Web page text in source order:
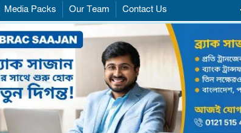
Media Packs Our Team Contact Us